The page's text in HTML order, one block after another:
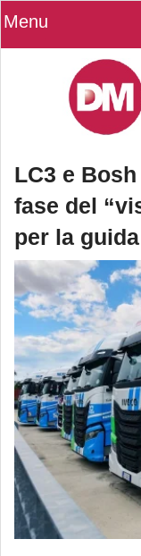
Menu
LC3 e
fase del
per la